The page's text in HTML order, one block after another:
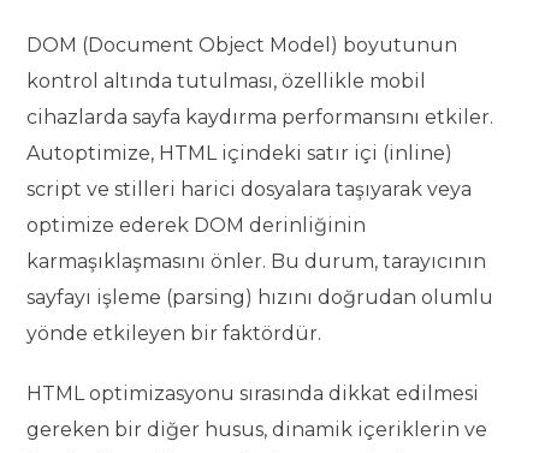
DOM (Document Object Model) boyutunun
kontrol altında tutulması, özellikle mobil
cihazlarda sayfa kaydırma performansını etkiler.
Autoptimize, HTML içindeki satır içi (inline)
script ve stilleri harici dosyalara taşıyarak veya
optimize ederek DOM derinliğinin
karmaşıklaşmasını önler. Bu durum, tarayıcının
sayfayı işleme (parsing) hızını doğrudan olumlu
yönde etkileyen bir faktördür.
HTML optimizasyonu sırasında dikkat edilmesi
gereken bir diğer husus, dinamik içeriklerin ve